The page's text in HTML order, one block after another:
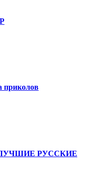
приколов
РУССКИЕ